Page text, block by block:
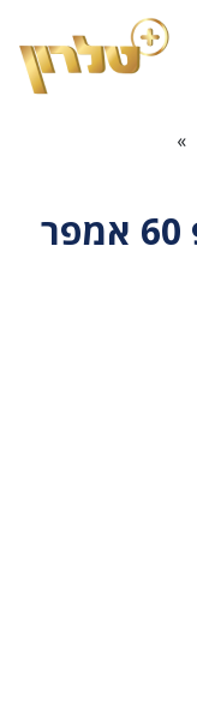
»
מצבר רכב סטארט-אפ 60 אמפר